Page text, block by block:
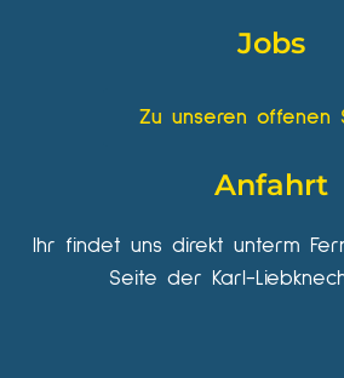
Jobs
Zu unseren offenen
Anfahrt
Ihr findet uns direkt unterm
Seite der Karl-